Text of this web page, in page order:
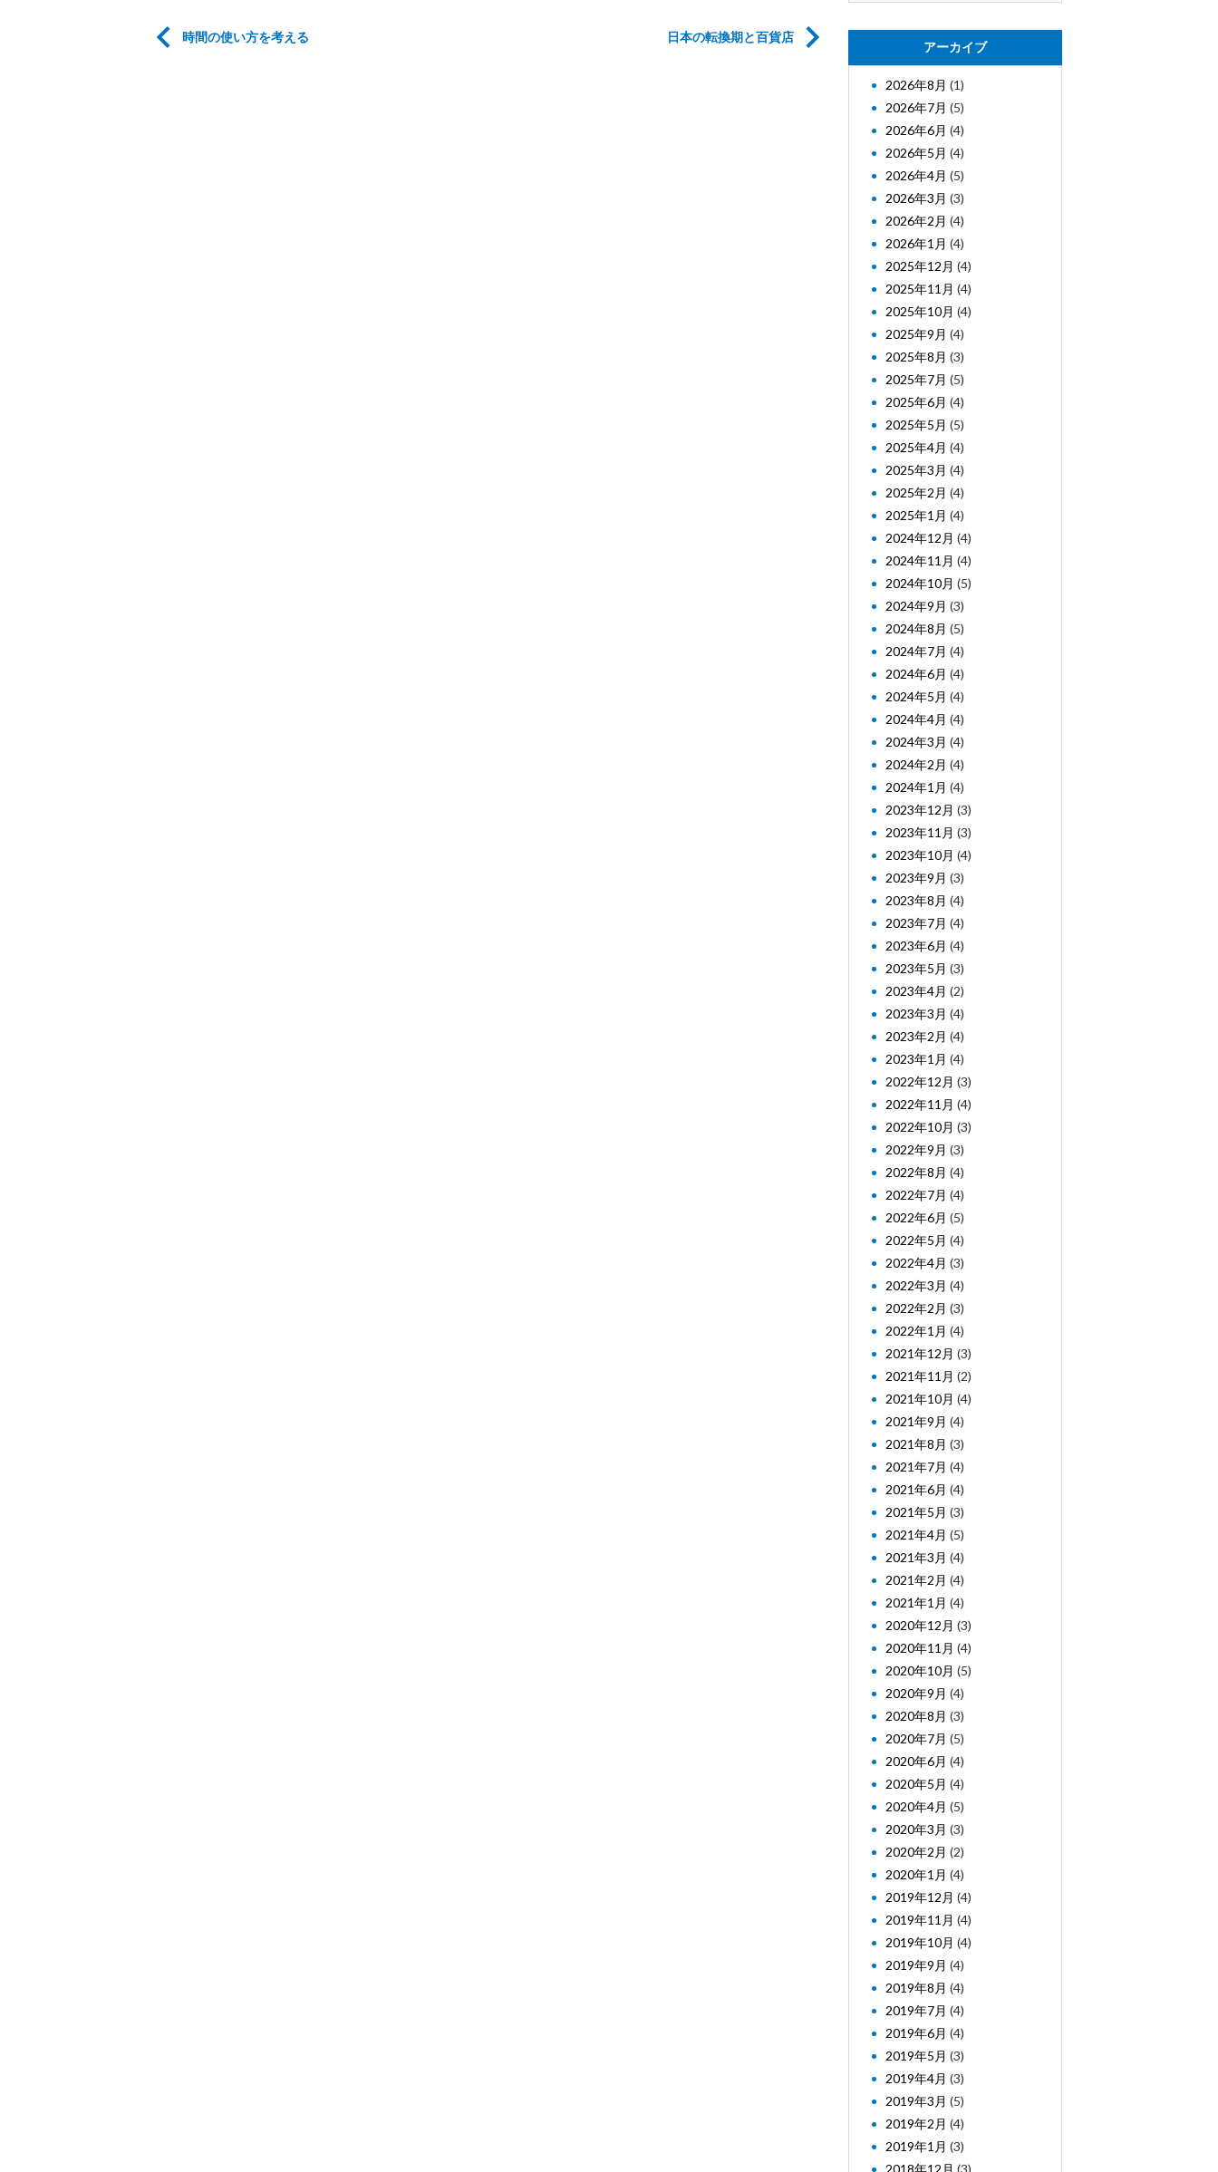
日本の転換期と百貨店
時間の使い方を考える
アーカイブ
2026年8月 (1)
2026年7月 (5)
2026年6月 (4)
2026年5月 (4)
2026年4月 (5)
2026年3月 (3)
2026年2月 (4)
2026年1月 (4)
2025年12月 (4)
2025年11月 (4)
2025年10月 (4)
2025年9月 (4)
2025年8月 (3)
2025年7月 (5)
2025年6月 (4)
2025年5月 (5)
2025年4月 (4)
2025年3月 (4)
2025年2月 (4)
2025年1月 (4)
2024年12月 (4)
2024年11月 (4)
2024年10月 (5)
2024年9月 (3)
2024年8月 (5)
2024年7月 (4)
2024年6月 (4)
2024年5月 (4)
2024年4月 (4)
2024年3月 (4)
2024年2月 (4)
2024年1月 (4)
2023年12月 (3)
2023年11月 (3)
2023年10月 (4)
2023年9月 (3)
2023年8月 (4)
2023年7月 (4)
2023年6月 (4)
2023年5月 (3)
2023年4月 (2)
2023年3月 (4)
2023年2月 (4)
2023年1月 (4)
2022年12月 (3)
2022年11月 (4)
2022年10月 (3)
2022年9月 (3)
2022年8月 (4)
2022年7月 (4)
2022年6月 (5)
2022年5月 (4)
2022年4月 (3)
2022年3月 (4)
2022年2月 (3)
2022年1月 (4)
2021年12月 (3)
2021年11月 (2)
2021年10月 (4)
2021年9月 (4)
2021年8月 (3)
2021年7月 (4)
2021年6月 (4)
2021年5月 (3)
2021年4月 (5)
2021年3月 (4)
2021年2月 (4)
2021年1月 (4)
2020年12月 (3)
2020年11月 (4)
2020年10月 (5)
2020年9月 (4)
2020年8月 (3)
2020年7月 (5)
2020年6月 (4)
2020年5月 (4)
2020年4月 (5)
2020年3月 (3)
2020年2月 (2)
2020年1月 (4)
2019年12月 (4)
2019年11月 (4)
2019年10月 (4)
2019年9月 (4)
2019年8月 (4)
2019年7月 (4)
2019年6月 (4)
2019年5月 (3)
2019年4月 (3)
2019年3月 (5)
2019年2月 (4)
2019年1月 (3)
2018年12月 (3)